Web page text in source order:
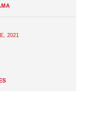
2021